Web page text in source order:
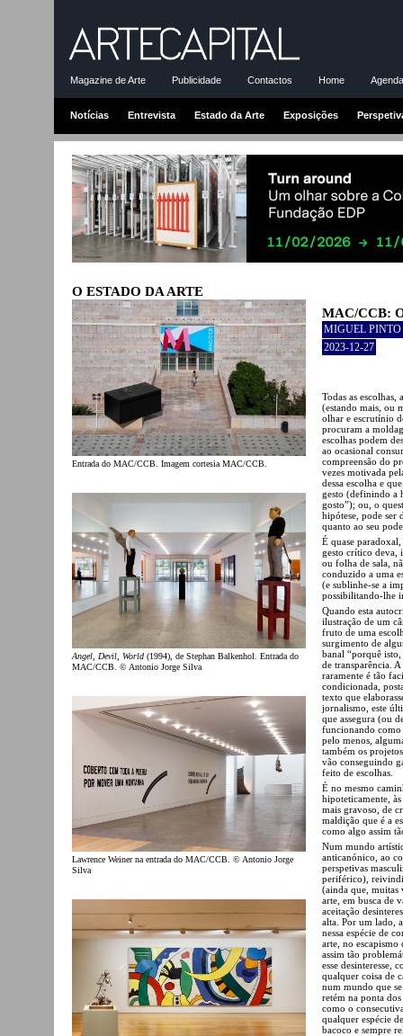
Magazine de Arte Publicidade Contactos Home
Notícias Entrevista Estado da Arte Exposições
O ESTADO DA ARTE
Entrada do MAC/CCB. Imagem cortesia MAC/CCB.
Angel, Devil, World (1994), de Stephan Balkenhol. Entrada do
MAC/CCB. © Antonio Jorge Silva
Lawrence Weiner na entrada do MAC/CCB. © Antonio Jorge
Silva
MAC/CCB:
MIGUEL PINTO
2023-12-27
Todas as escolhas,
(estando mais, ou
olhar e escrutínio
procuram a
escolhas podem
ao ocasional
compreensão do
vezes motivada
dessa escolha e
gesto (definindo a
gosto”); ou, o
hipótese, pode ser
quanto ao seu
É quase
gesto crítico deva,
ou folha de sala,
conduzido a uma
(e sublinhe-se a
possibilitando-lhe
Quando esta
ilustração de um
fruto de uma
surgimento de
banal “porquê
de transparência.
raramente é tão
condicionada,
texto que
jornalismo, este
que assegura (ou
funcionando como
pelo menos,
também os
vão conseguindo
feito de escolhas.
É no mesmo
hipoteticamente, às
mais gravoso, de
maldição que é a
como algo assim
Num mundo
anticanónico, ao
perspetivas
periférico),
(ainda que, muitas
arte, em busca de
aceitação
alta. Por um lado,
nessa espécie de
arte, no escapismo
assim tão
esse desinteresse,
qualquer coisa de
num mundo que
retém na ponta
como o
qualquer espécie
bacoco e sempre